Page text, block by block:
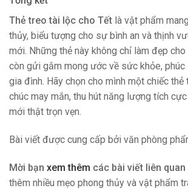
Thẻ treo tài lộc cho Tết là vật phẩm
thủy, biểu tượng cho sự bình an và thịnh
mới. Những thẻ này không chỉ làm đẹp cho
còn gửi gắm mong ước về sức khỏe,
gia đình. Hãy chọn cho mình một chiếc thẻ
chúc may mắn, thu hút năng lượng tích
mới thật trọn vẹn.
Bài viết được cung cấp bởi văn phòng
Mời bạn xem thêm các bài viết liên quan
thêm nhiều mẹo phong thủy và vật phẩm